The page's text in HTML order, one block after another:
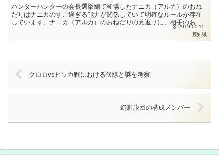
ハンターハンターの会長選挙編で登場したナニカ（アルカ）のおね
だりはナニカのすご過ぎる能力が関係していて明確なルールが存在
しています。ナニカ（アルカ）のおねだりの見返りに、相手のお願
いを叶えるというルールが存在します。ナニカの能力は何でもお
2019.05.15
豆知識
クロロvsヒソカ戦における伏線と謎を考察
幻影旅団の構成メンバー